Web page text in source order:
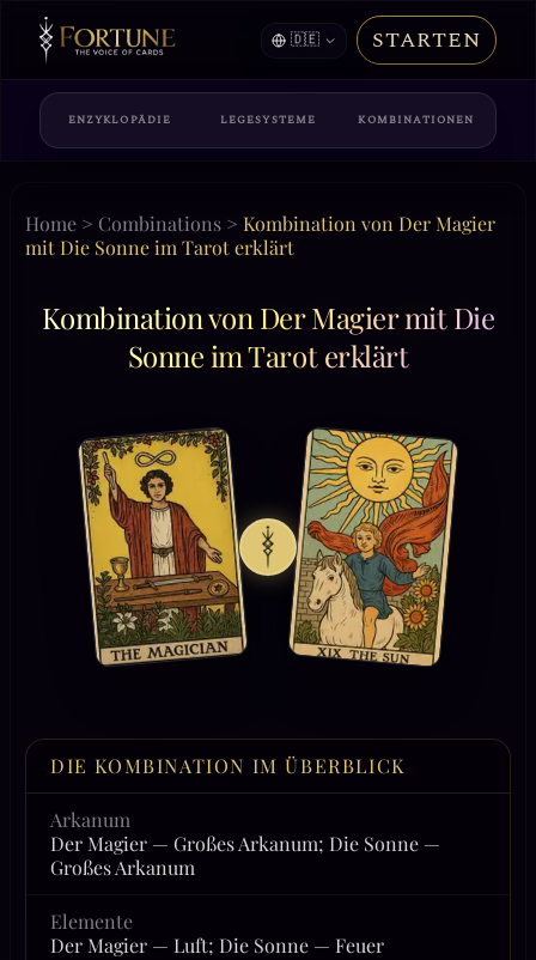
🇩🇪 STARTEN
ENZYKLOPÄDIE LEGESYSTEME KOMBINATIONEN
Home > Combinations > Kombination von Der Magier
mit Die Sonne im Tarot erklärt
Kombination von Der Magier mit Die
Sonne im Tarot erklärt
DIE KOMBINATION IM ÜBERBLICK
Arkanum
Der Magier — Großes Arkanum; Die Sonne —
Großes Arkanum
Elemente
Der Magier — Luft; Die Sonne — Feuer